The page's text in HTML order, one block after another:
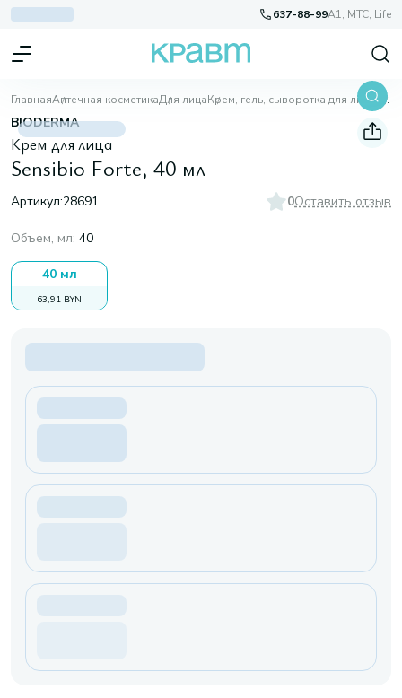
637-88-99A1, МТС, Life
ГлавнаяАптечная косметикаДля лицаКрем, гель, сыворотка для лица Sensibio Forte, 40 мл
BIODERMA
Крем для лица
Sensibio Forte, 40 мл
Артикул:28691 0Оставить отзыв
Объем, мл: 40
40 мл
63,91 BYN